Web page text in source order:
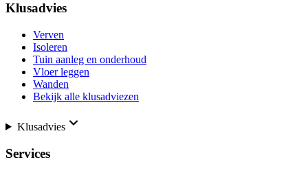
Klusadvies
Verven
Isoleren
Tuin aanleg en onderhoud
Vloer leggen
Wanden
Bekijk alle klusadviezen
Klusadvies
Services